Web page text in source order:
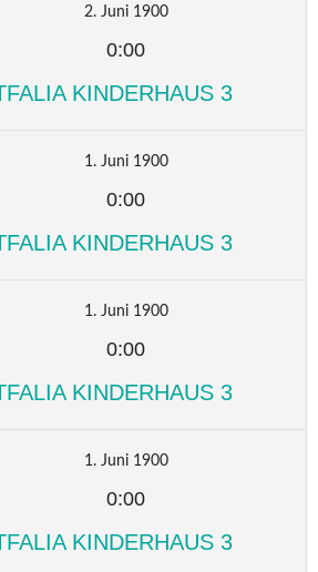
2. Juni 1900
0:00
KINDERHAUS 3
1. Juni 1900
0:00
KINDERHAUS 3
1. Juni 1900
0:00
KINDERHAUS 3
1. Juni 1900
0:00
KINDERHAUS 3